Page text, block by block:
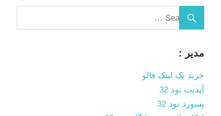
مدیر :
خرید بک لینک فالو
آپدیت نود 32
پسورد نود 32